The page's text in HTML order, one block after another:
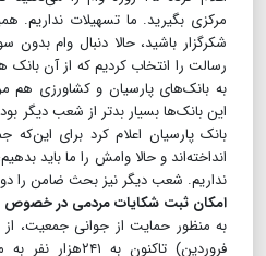
شکرگزار باشید، حالا دنبال وام
رسالت را انتخاب کردیم که از آن
به بانک‌های پارسیان و کشاورزی هم
این بانک‌ها بسیار بدتر از شعب دیگر
بانک پارسیان اعلام کرد برای
انداخته‌اند و حالا وامش را ما باید
نداریم. شعب دیگر نیز بحث ضامن را
امکان ثبت شکایات مردمی در خصوص